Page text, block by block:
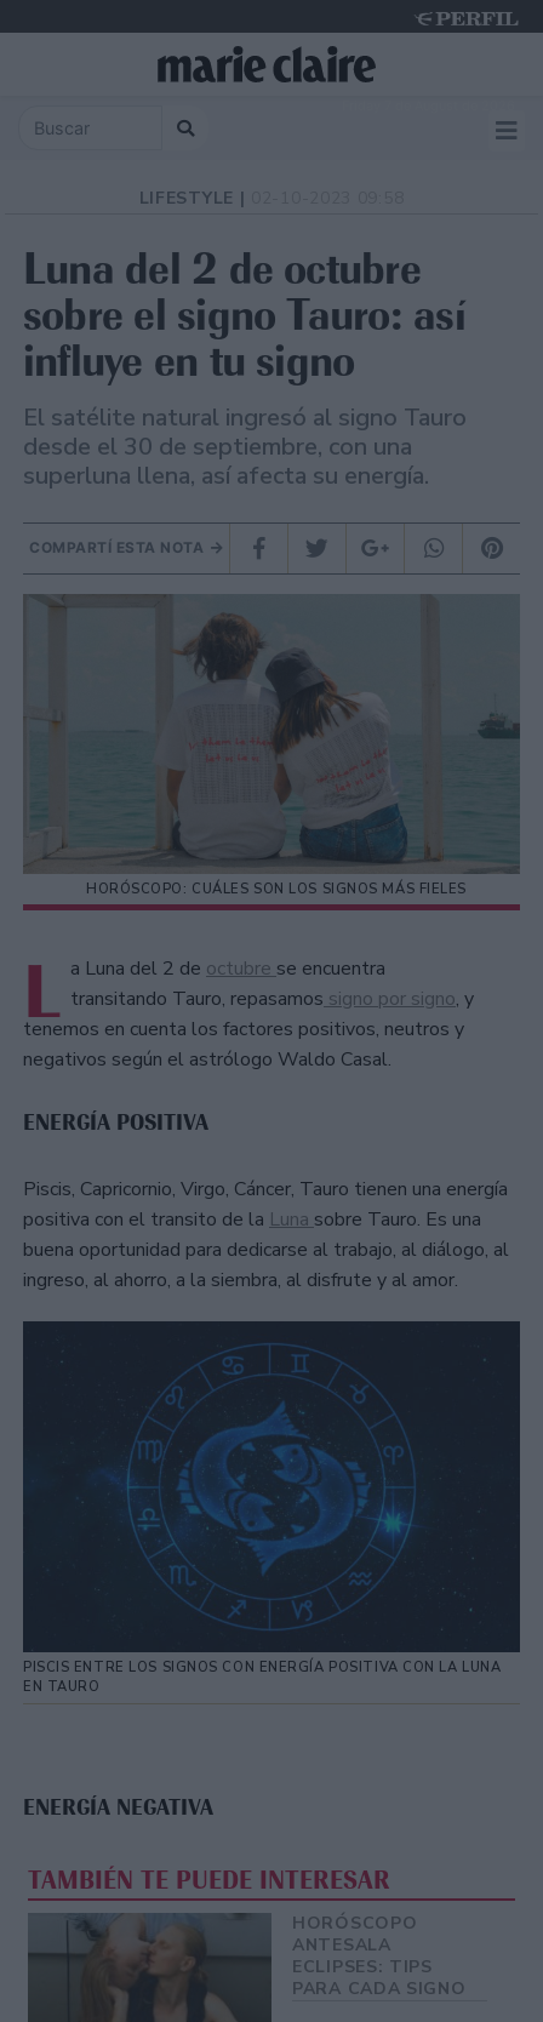
LIFESTYLE |
Luna del 2 de octubre
sobre el signo Tauro: así
influye en tu signo
El satélite natural ingresó al signo Tauro
desde el 30 de septiembre, con una
superluna llena, así afecta su energía.
COMPARTÍ ESTA NOTA
HORÓSCOPO: CUÁLES SON LOS SIGNOS MÁS FIELES
L a Luna del 2 de octubre se encuentra
transitando Tauro, repasamos signo por signo, y
tenemos en cuenta los factores positivos, neutros y
negativos según el astrólogo Waldo Casal.
ENERGÍA POSITIVA
Piscis, Capricornio, Virgo, Cáncer, Tauro tienen una energía
positiva con el transito de la Lunasobre Tauro. Es una
buena oportunidad para dedicarse al trabajo, al diálogo, al
ingreso, al ahorro, a la siembra, al disfrute y al amor.
PISCIS ENTRE LOS SIGNOS CON ENERGÍA POSITIVA CON LA LUNA
EN TAURO
ENERGÍA NEGATIVA
TAMBIÉN TE PUEDE INTERESAR
HORÓSCOPO
ANTESALA
ECLIPSES: TIPS
PARA CADA SIGNO